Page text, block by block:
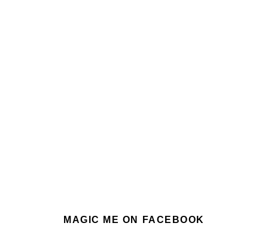
MAGIC ME ON FACEBOOK